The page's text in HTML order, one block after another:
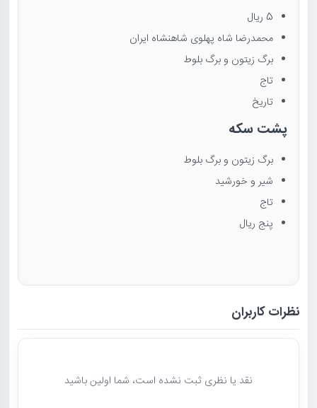
5 ریال
محمدرضا شاه پهلوی شاهنشاه ایران
برگ زیتون و برگ بلوط
تاج
تاریخ
پشت سکه
برگ زیتون و برگ بلوط
شیر و خورشید
تاج
پنج ریال
نظرات کاربران
نقد یا نظری ثبت نشده است، شما اولین باشید